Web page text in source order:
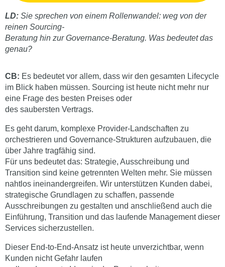
LD: Sie sprechen von einem Rollenwandel: weg von der
reinen Sourcing-
Beratung hin zur Governance-Beratung. Was bedeutet das
genau?
CB: Es bedeutet vor allem, dass wir den gesamten Lifecycle
im Blick haben müssen. Sourcing ist heute nicht mehr nur
eine Frage des besten Preises oder
des saubersten Vertrags.
Es geht darum, komplexe Provider-Landschaften zu
orchestrieren und Governance-Strukturen aufzubauen, die
über Jahre tragfähig sind.
Für uns bedeutet das: Strategie, Ausschreibung und
Transition sind keine getrennten Welten mehr. Sie müssen
nahtlos ineinandergreifen. Wir unterstützen Kunden dabei,
strategische Grundlagen zu schaffen, passende
Ausschreibungen zu gestalten und anschließend auch die
Einführung, Transition und das laufende Management dieser
Services sicherzustellen.
Dieser End-to-End-Ansatz ist heute unverzichtbar, wenn
Kunden nicht Gefahr laufen